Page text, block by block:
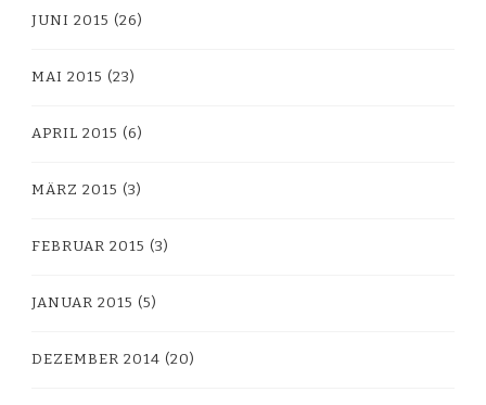
JUNI 2015 (26)
MAI 2015 (23)
APRIL 2015 (6)
MÄRZ 2015 (3)
FEBRUAR 2015 (3)
JANUAR 2015 (5)
DEZEMBER 2014 (20)